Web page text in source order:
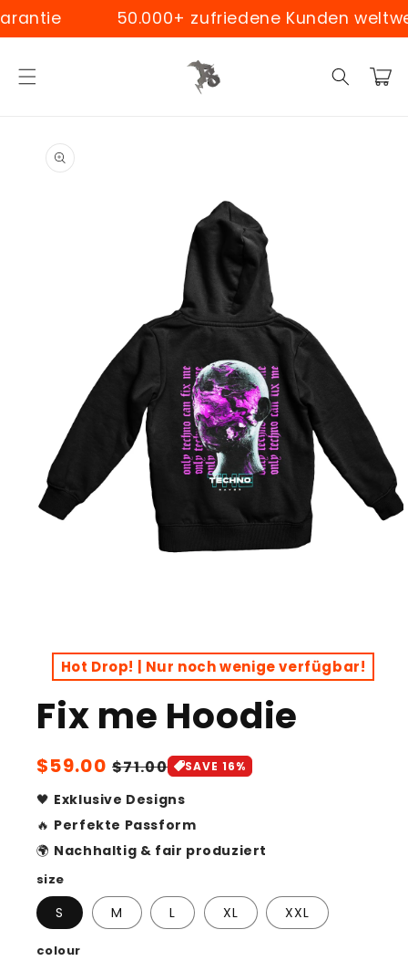
Skip to
content
50.000+ zufriedene Kunden weltweit
Cart
product
information
modal
Hot Drop! | Nur noch wenige verfügbar!
Fix me Hoodie
Sale
price
$59.00 Regular
price
$71.00 SAVE 16%
🖤 Exklusive Designs
🔥 Perfekte Passform
🌍 Nachhaltig & fair produziert
size
S M L XL XXL
colour